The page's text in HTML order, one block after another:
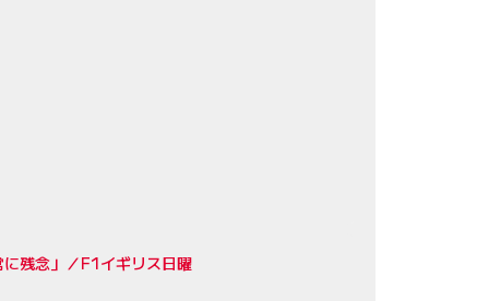
残念」／F1イギリス日曜